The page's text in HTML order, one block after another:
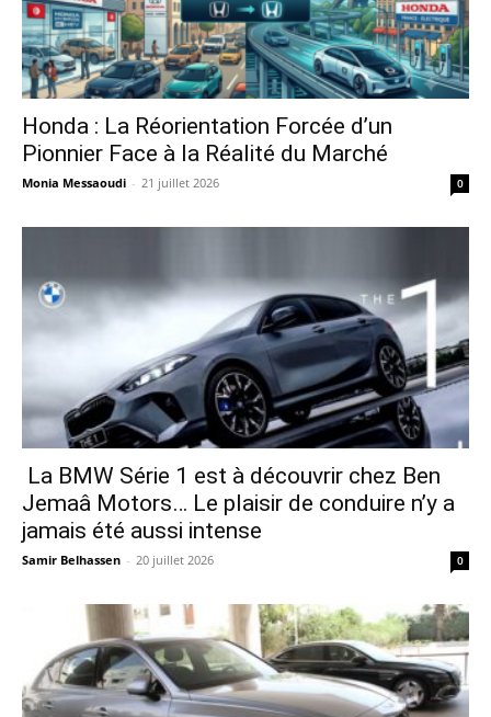
Honda : La Réorientation Forcée d’un
Pionnier Face à la Réalité du Marché
Monia Messaoudi - 21 juillet 2026 0
La BMW Série 1 est à découvrir chez Ben
Jemaâ Motors… Le plaisir de conduire n’y a
jamais été aussi intense
Samir Belhassen - 20 juillet 2026 0